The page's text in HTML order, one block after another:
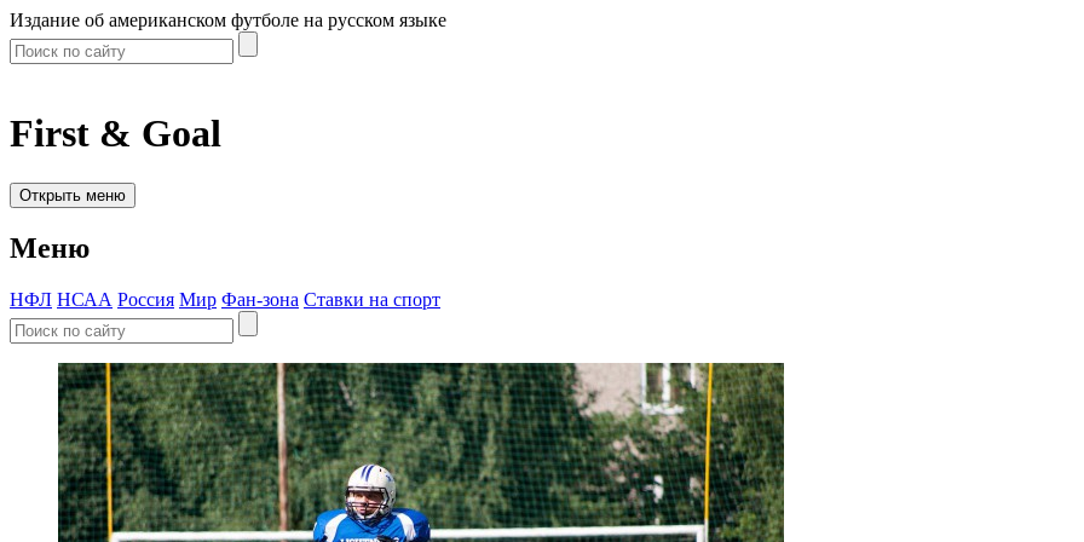
Издание об американском футболе на русском языке
First & Goal
Открыть меню
Меню
НФЛ НСАА Россия Мир Фан-зона Ставки на спорт